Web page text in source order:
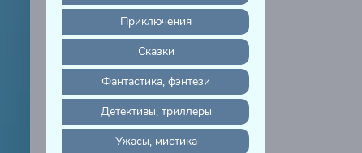
Приключения
Сказки
Фантастика, фэнтези
Детективы, триллеры
Ужасы, мистика